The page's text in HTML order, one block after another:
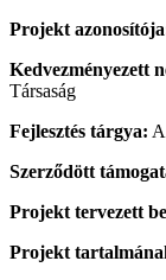
Projekt
Kedvezményezett
Társaság
Fejlesztés tárgya:
Szerződött
Projekt tervezett
Projekt